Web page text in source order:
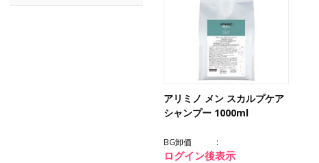
アリミノ メン スカルプケア
シャンプー 1000ml
BG卸価
ログイン後表示